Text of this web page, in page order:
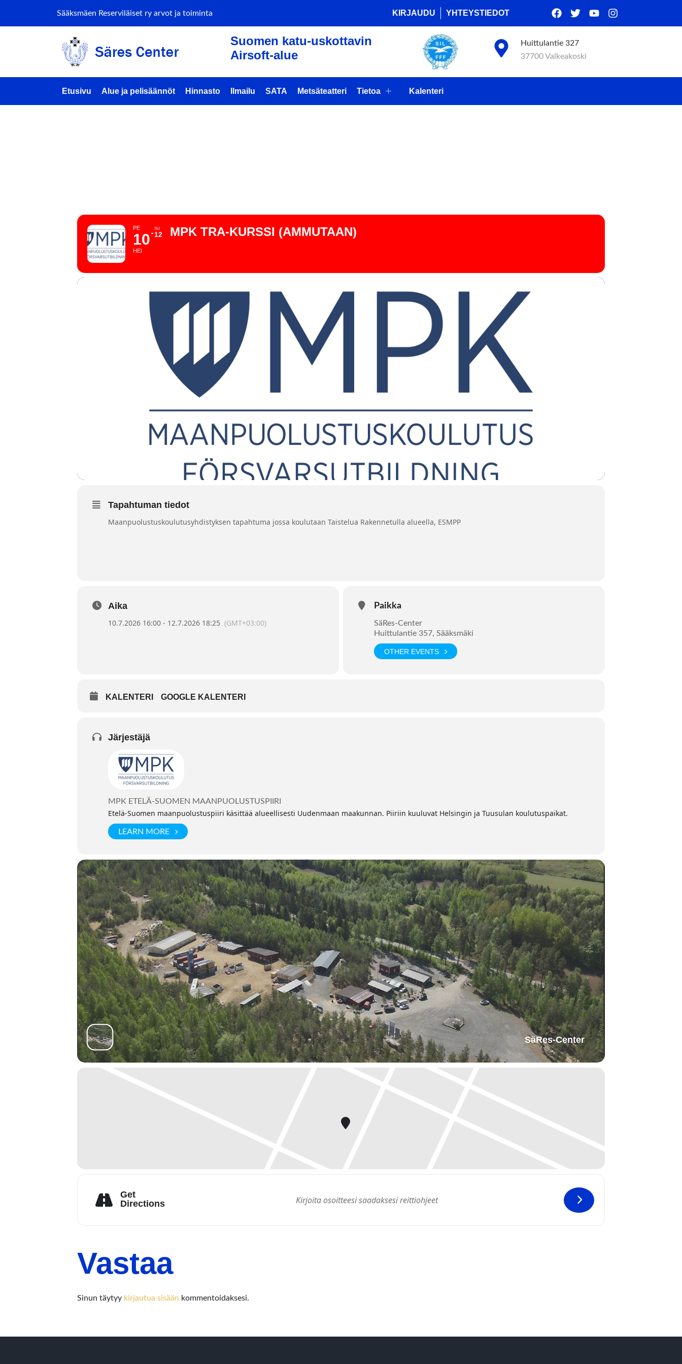
Sääksmäen Reserviläiset ry arvot ja toiminta KIRJAUDU YHTEYSTIEDOT
Suomen katu-uskottavin
Airsoft-alue
Huittulantie 327
37700 Valkeakoski
Etusivu Alue ja pelisäännöt Hinnasto Ilmailu SATA Metsäteatteri Tietoa Kalenteri
PE
10
HEI
SU
12 MPK TRA-KURSSI (AMMUTAAN)
Tapahtuman tiedot
Maanpuolustuskoulutusyhdistyksen tapahtuma jossa koulutaan Taistelua Rakennetulla alueella, ESMPP
Aika
10.7.2026 16:00 - 12.7.2026 18:25 (GMT+03:00)
Paikka
SäRes-Center
Huittulantie 357, Sääksmäki
OTHER EVENTS
KALENTERI GOOGLE KALENTERI
Järjestäjä
MPK ETELÄ-SUOMEN MAANPUOLUSTUSPIIRI
Etelä-Suomen maanpuolustuspiiri käsittää alueellisesti Uudenmaan maakunnan. Piiriin kuuluvat Helsingin ja Tuusulan koulutuspaikat.
LEARN MORE
SäRes-Center
Get
Directions
Vastaa
Sinun täytyy kirjautua sisään kommentoidaksesi.